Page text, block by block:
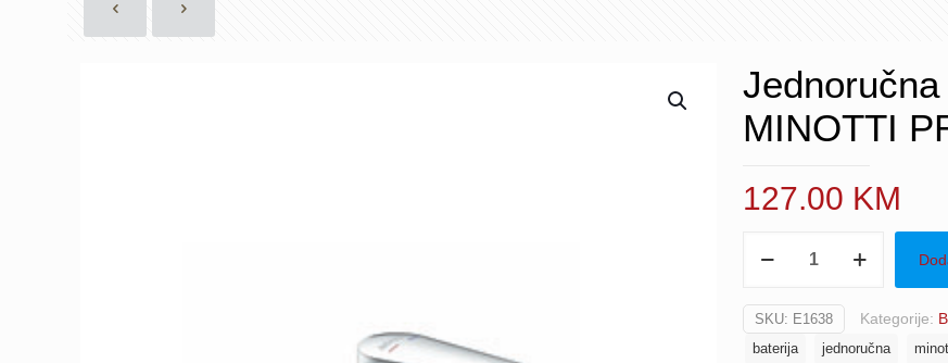
MINOTTI
127.00 KM
kadu
MINOTTI
SKU: E1638 Kategorije:
baterija jednoručna